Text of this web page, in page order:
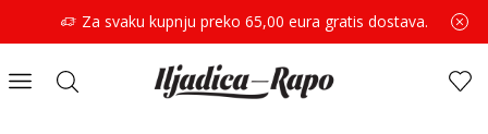
Za svaku kupnju preko 65,00 eura gratis dostava.